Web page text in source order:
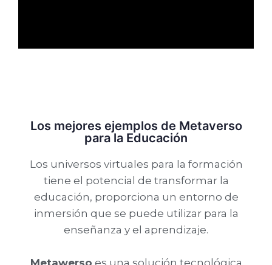
Los mejores ejemplos de Metaverso
para la Educación
Los universos virtuales para la formación
tiene el potencial de transformar la
educación, proporciona un entorno de
inmersión que se puede utilizar para la
enseñanza y el aprendizaje.